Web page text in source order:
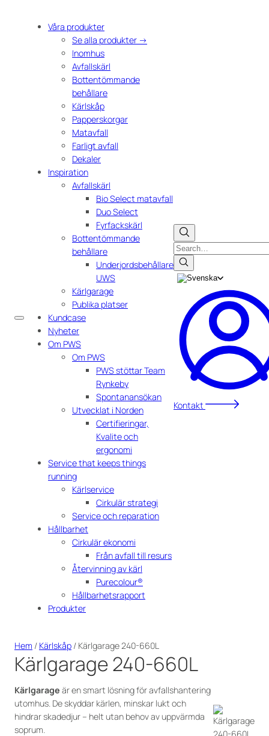
Våra produkter
Se alla produkter →
Inomhus
Avfallskärl
Bottentömmande
behållare
Kärlskåp
Papperskorgar
Matavfall
Farligt avfall
Dekaler
Inspiration
Avfallskärl
Bio Select matavfall
Duo Select
Fyrfackskärl
Bottentömmande
behållare
Underjordsbehållare
UWS
Kärlgarage
Publika platser
Kundcase
Nyheter
Om PWS
Om PWS
PWS stöttar Team
Rynkeby
Spontanansökan
Utvecklat i Norden
Certifieringar,
Kvalite och
ergonomi
Service that keeps things
running
Kärlservice
Cirkulär strategi
Service och reparation
Hållbarhet
Cirkulär ekonomi
Från avfall till resurs
Återvinning av kärl
Purecolour®
Hållbarhetsrapport
Produkter
Search
Kontakt
Hem / Kärlskåp / Kärlgarage 240-660L
Kärlgarage 240-660L
Kärlgarage är en smart lösning för avfallshantering
utomhus. De skyddar kärlen, minskar lukt och
hindrar skadedjur – helt utan behov av uppvärmda
soprum.